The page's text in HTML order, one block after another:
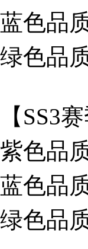
蓝色品
绿色品
【SS3
紫色品
蓝色品
绿色品